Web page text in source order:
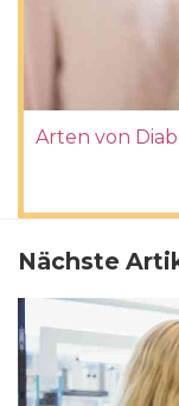
Arten von
Nächste